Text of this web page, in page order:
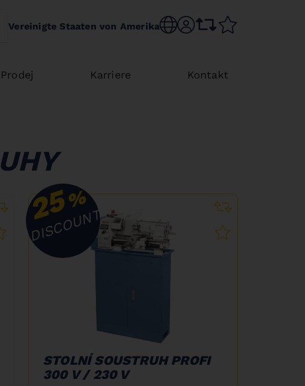
Vereinigte Staaten von Amerika Choose language
sr.accountcomparison list
Prodej Karriere Kontakt
25%
DISCOUNT
STOLNÍ SOUSTRUH PROFI
300 V / 230 V